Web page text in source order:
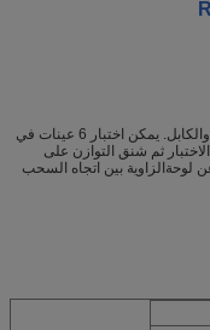
هذا الاختبار ينطبق على اختبار تحمل الحمل بين القابس والكابل. يمكن اختبار 6 عينات في
ثم شنق التوازن على
لوحةالزاوية بين اتجاه السحب